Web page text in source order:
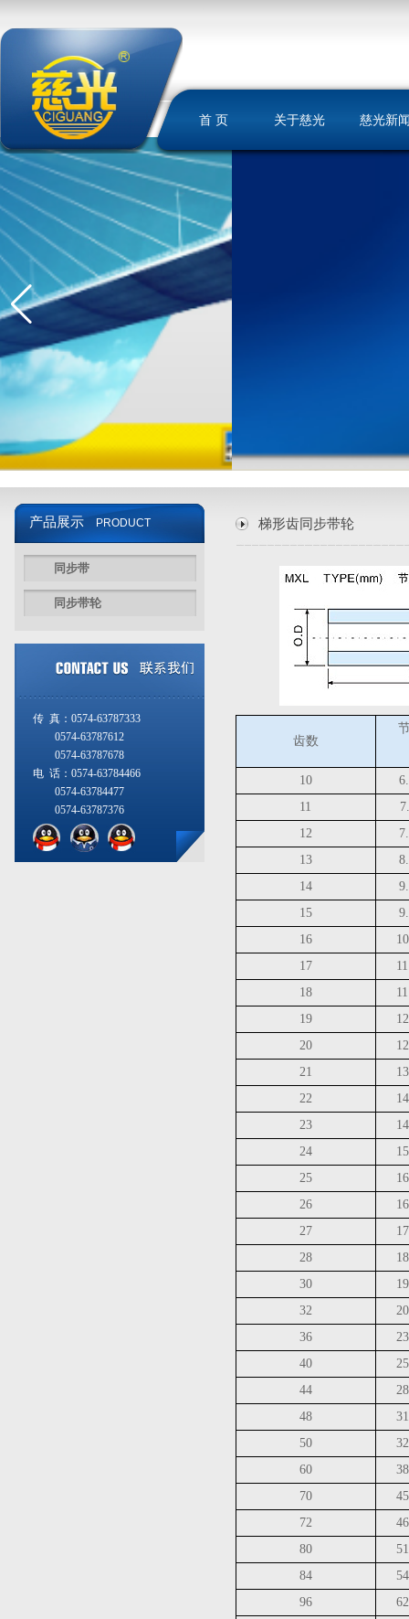
首 页 关于慈光 慈光新
产品展示 PRODUCT
同步带
同步带轮
传 真：0574-63787333
0574-63787612
0574-63787678
电 话：0574-63784466
0574-63784477
0574-63787376
梯形齿同步带轮
齿数
10
11
12
13
14
15
16
17
18
19
20
21
22
23
24
25
26
27
28
30
32
36
40
44
48
50
60
70
72
80
84
96